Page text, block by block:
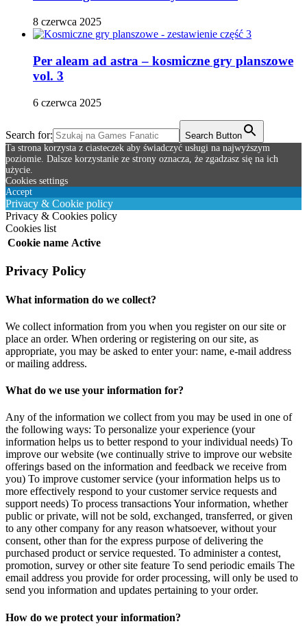
8 czerwca 2025
Per aleam ad astra – kosmiczne gry planszowe
vol. 3
6 czerwca 2025
Search for:
Search Button
Ta strona korzysta z ciasteczek aby świadczyć usługi na najwyższym
poziomie. Dalsze korzystanie ze strony oznacza, że zgadzasz się na ich
użycie.
Cookies settings
Accept
Privacy & Cookie policy
Privacy & Cookies policy
Cookies list
Cookie name Active
Privacy Policy
What information do we collect?
We collect information from you when you register on our site or
place an order. When ordering or registering on our site, as
appropriate, you may be asked to enter your: name, e-mail address
or mailing address.
What do we use your information for?
Any of the information we collect from you may be used in one of
the following ways: To personalize your experience (your
information helps us to better respond to your individual needs) To
improve our website (we continually strive to improve our website
offerings based on the information and feedback we receive from
you) To improve customer service (your information helps us to
more effectively respond to your customer service requests and
support needs) To process transactions Your information, whether
public or private, will not be sold, exchanged, transferred, or given
to any other company for any reason whatsoever, without your
consent, other than for the express purpose of delivering the
purchased product or service requested. To administer a contest,
promotion, survey or other site feature To send periodic emails The
email address you provide for order processing, will only be used to
send you information and updates pertaining to your order.
How do we protect your information?